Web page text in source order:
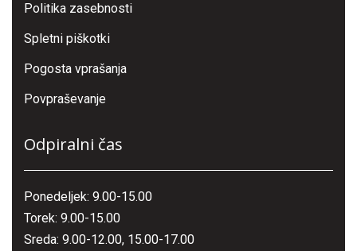
Politika zasebnosti
Spletni piškotki
Pogosta vprašanja
Povpraševanje
Odpiralni čas
Ponedeljek: 9.00-15.00
Torek: 9.00-15.00
Sreda: 9.00-12.00, 15.00-17.00